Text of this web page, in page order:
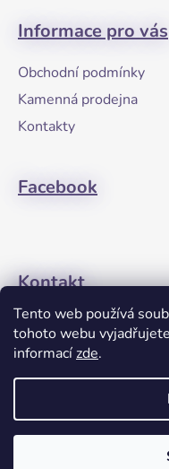
Tento web používá
tohoto webu
informacízde.
Informace pro vás
Obchodní podmínky
Kamenná prodejna
Kontakty
Facebook
Kontakt